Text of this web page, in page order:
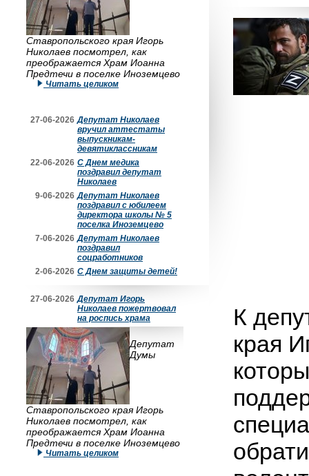
Ставропольского края Игорь
Николаев посмотрел, как
преображается Храм Иоанна
Предтечи в поселке Иноземцево
Читать целиком
27-06-2026 Депутат Николаев
вручил аттестаты
выпускникам-
девятиклассникам
22-06-2026 С Днем медика
поздравил депутат
Николаев
9-06-2026 Депутат Николаев
поздравил с юбилеем
директора школы № 5
поселка Иноземцево
7-06-2026 Депутат Николаев
поздравил
соцработников
2-06-2026 С Днем защиты детей!
27-06-2026 Депутат Игорь
Николаев пожертвовал
на роспись храма
Депутат
Думы
Ставропольского края Игорь
Николаев посмотрел, как
преображается Храм Иоанна
Предтечи в поселке Иноземцево
Читать целиком
К
края